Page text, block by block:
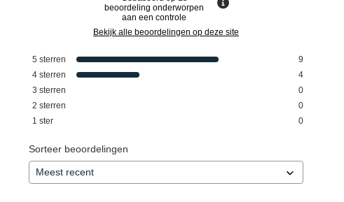
beoordeling onderworpen
aan een controle
Bekijk alle beoordelingen op deze site
5 sterren
9
4 sterren
4
3 sterren
0
2 sterren
0
1 ster 0
Sorteer beoordelingen